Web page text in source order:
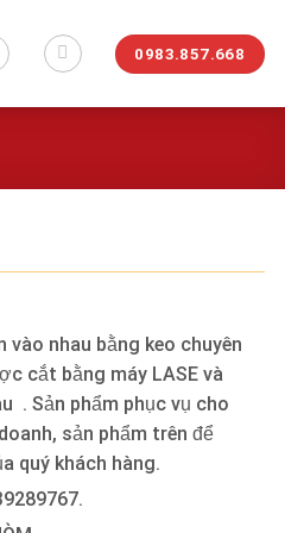
0983.857.668
nhau bằng keo chuyên
cắt bằng máy LASE và
. Sản phẩm phục vụ cho
sản phẩm trên để
quý khách hàng.